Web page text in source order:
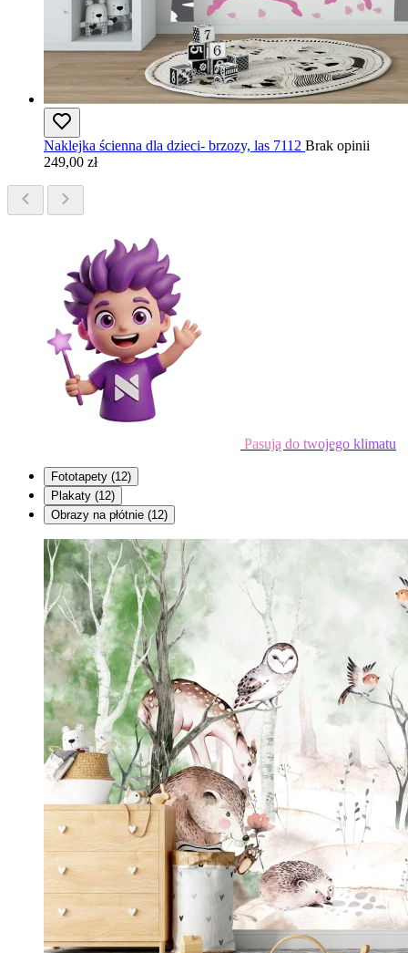
Naklejka ścienna dla dzieci- brzozy, las 7112 Brak opinii
249,00 zł
Pasują do twojego klimatu
Fototapety (12)
Plakaty (12)
Obrazy na płótnie (12)